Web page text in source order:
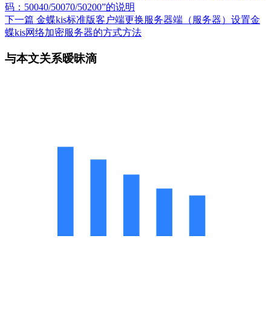
码：50040/50070/50200”的说明
下一篇 金蝶kis标准版客户端更换服务器端（服务器）设置金
蝶kis网络加密服务器的方式方法
与本文关系暧昧滴